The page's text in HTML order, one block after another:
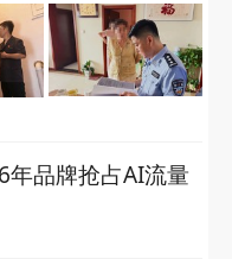
年品牌抢占AI流量